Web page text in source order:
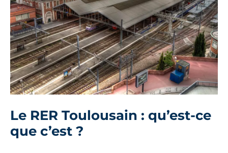
Le RER Toulousain : qu’est-ce
que c’est ?